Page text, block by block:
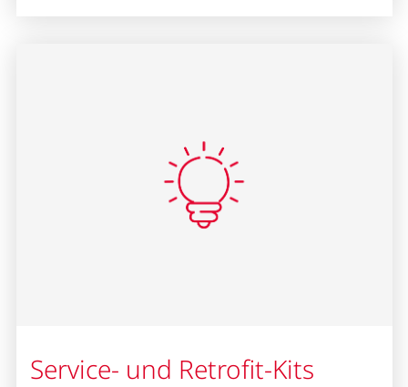
Service- und Retrofit-Kits